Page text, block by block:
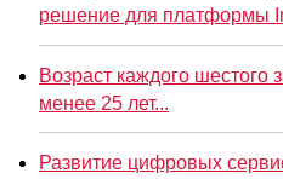
решение для платформы
Возраст каждого шестого
менее 25 лет...
Развитие цифровых